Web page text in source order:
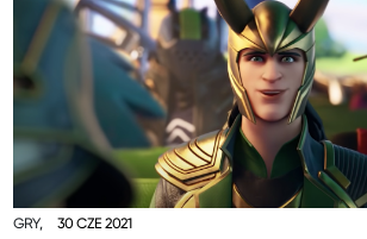
GRY, 30 CZE 2021